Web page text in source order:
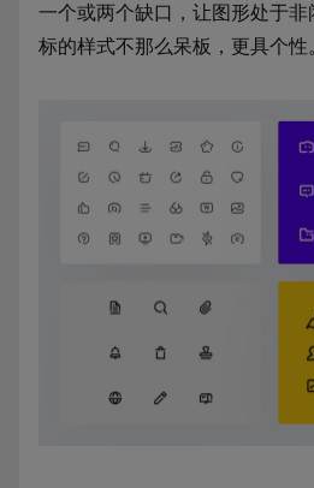
一个或两个缺口，让图形处于
标的样式不那么呆板，更具个性